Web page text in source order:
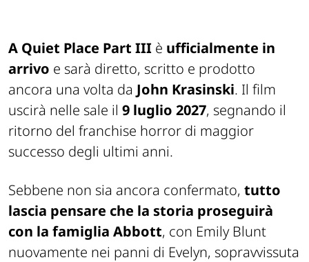
A Quiet Place Part III è ufficialmente in
arrivo e sarà diretto, scritto e prodotto
ancora una volta da John Krasinski. Il film
uscirà nelle sale il 9 luglio 2027, segnando il
ritorno del franchise horror di maggior
successo degli ultimi anni.
Sebbene non sia ancora confermato, tutto
lascia pensare che la storia proseguirà
con la famiglia Abbott, con Emily Blunt
nuovamente nei panni di Evelyn, sopravvissuta